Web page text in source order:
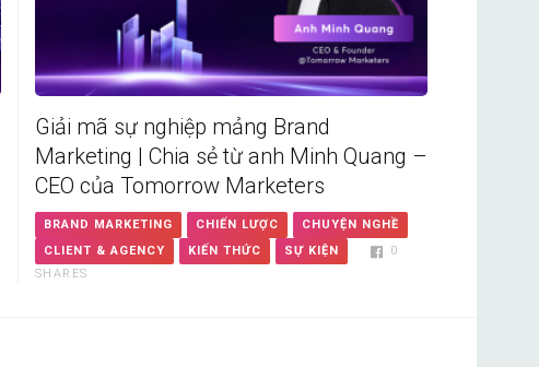
Giải mã sự nghiệp mảng Brand
Marketing | Chia sẻ từ anh Minh Quang –
CEO của Tomorrow Marketers
BRAND MARKETING CHIẾN LƯỢC
CHUYỆN NGHỀ
CLIENT & AGENCY
KIẾN THỨC SỰ KIỆN
0
SHARES